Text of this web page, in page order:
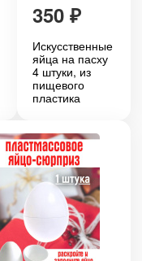
350 ₽
Искусственные
яйца на пасху
4 штуки, из
пищевого
пластика